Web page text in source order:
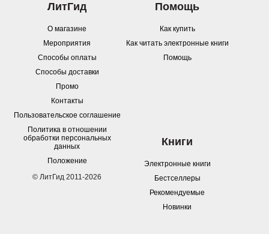
ЛитГид
О магазине
Мероприятия
Способы оплаты
Способы доставки
Промо
Контакты
Пользовательское соглашение
Политика в отношении
обработки персональных
данных
Положение
© ЛитГид 2011-2026
Помощь
Как купить
Как читать электронные книги
Помощь
Книги
Электронные книги
Бестселлеры
Рекомендуемые
Новинки